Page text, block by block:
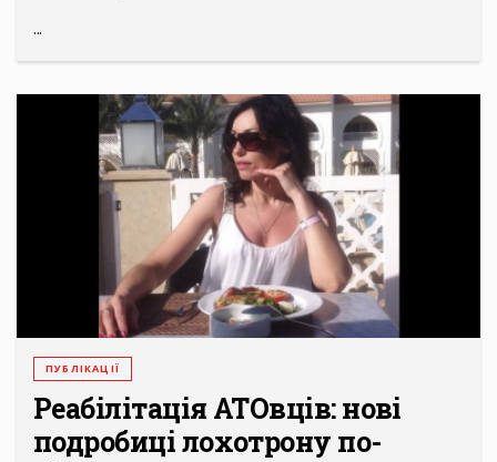
...
ПУБЛІКАЦІЇ
Реабілітація АТОвців: нові
подробиці лохотрону по-